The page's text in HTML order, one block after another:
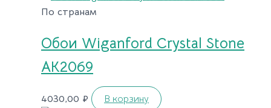
По странам
Обои Wiganford Crystal Stone
AK2069
4030,00 ₽ В корзину